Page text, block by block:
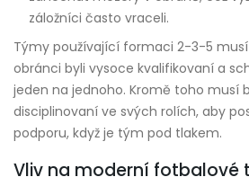
záložníci často vraceli.
Týmy používající formaci 2-3-5
obránci byli vysoce kvalifikovaní a
jeden na jednoho. Kromě toho musí
disciplinovaní ve svých rolích, aby
podporu, když je tým pod tlakem.
Vliv na moderní fotbalové